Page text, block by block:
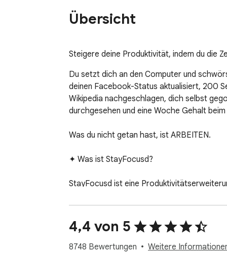
Übersicht
Steigere deine Produktivität, indem du die
Du setzt dich an den Computer und
deinen Facebook-Status aktualisiert, 200
Wikipedia nachgeschlagen, dich selbst
durchgesehen und eine Woche Gehalt
Was du nicht getan hast, ist ARBEITEN.
✦ Was ist StayFocusd?
StayFocusd ist eine
kontrollieren, damit du den ganzen Tag
⭐ Unsere Funktionen ⭐
4,4 von 5
8748 Bewertungen Weitere